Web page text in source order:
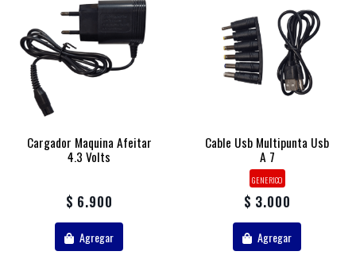
Cargador Maquina Afeitar
4.3 Volts
$ 6.900
Agregar
Cable Usb Multipunta Usb
A 7
GENERICO
$ 3.000
Agregar